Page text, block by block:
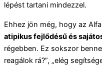
lépést tartani mindezzel.
Ehhez jön még, hogy az
atipikus fejlődésű és
régebben. Ez sokszor
reagálok rá?”, „elég